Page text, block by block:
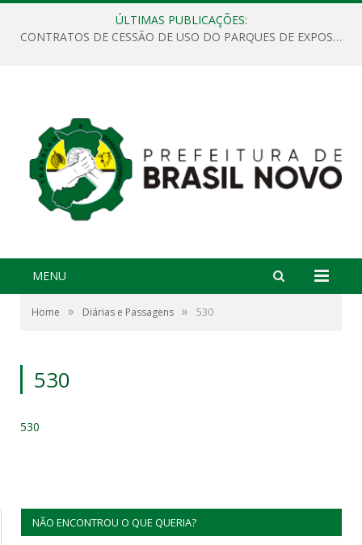
ÚLTIMAS PUBLICAÇÕES:
CONTRATOS DE CESSÃO DE USO DO PARQUES DE EXPOSIÇÕES “ORESTES BELIQUE”
MENU
Home » Diárias e Passagens » 530
530
530
NÃO ENCONTROU O QUE QUERIA?